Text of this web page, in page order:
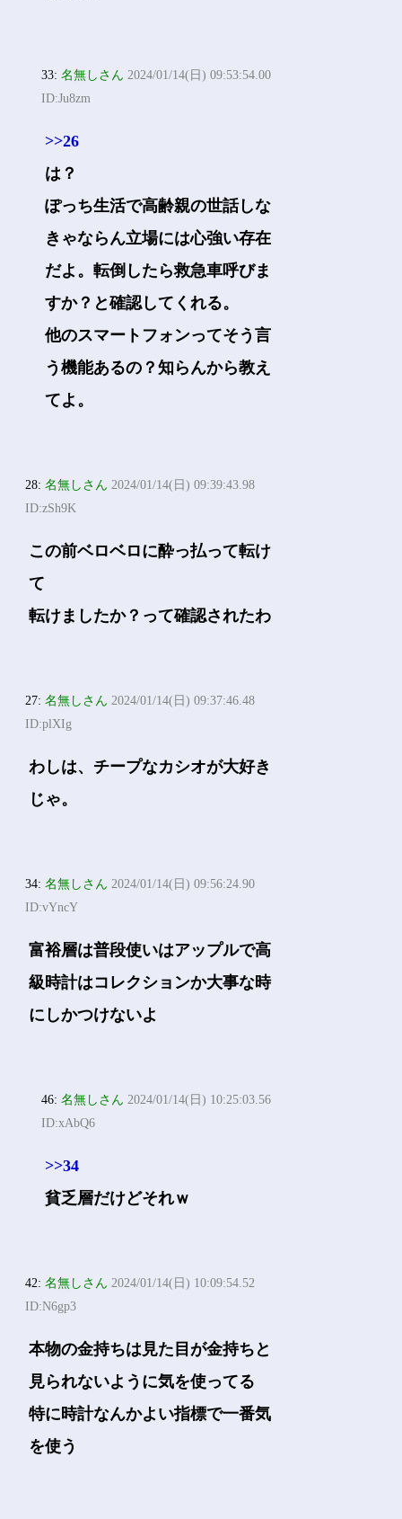
33:名無しさん 2024/01/14(日) 09:53:54.00
ID:Ju8zm
>>26
は？
ぽっち生活で高齢親の世話しな
きゃならん立場には心強い存在
だよ。転倒したら救急車呼びま
すか？と確認してくれる。
他のスマートフォンってそう言
う機能あるの？知らんから教え
てよ。
28:名無しさん 2024/01/14(日) 09:39:43.98
ID:zSh9K
この前ベロベロに酔っ払って転け
て
転けましたか？って確認されたわ
27:名無しさん 2024/01/14(日) 09:37:46.48
ID:plXIg
わしは、チープなカシオが大好き
じゃ。
34:名無しさん 2024/01/14(日) 09:56:24.90
ID:vYncY
富裕層は普段使いはアップルで高
級時計はコレクションか大事な時
にしかつけないよ
46:名無しさん 2024/01/14(日) 10:25:03.56
ID:xAbQ6
>>34
貧乏層だけどそれｗ
42:名無しさん 2024/01/14(日) 10:09:54.52
ID:N6gp3
本物の金持ちは見た目が金持ちと
見られないように気を使ってる
特に時計なんかよい指標で一番気
を使う